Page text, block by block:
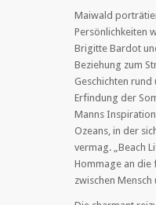
Maiwald
Persönlichkeiten
Brigitte Bardot
Beziehung zum
Geschichten rund
Erfindung der
Manns
Ozeans, in der
vermag. „Beach
Hommage an die
zwischen Mensch